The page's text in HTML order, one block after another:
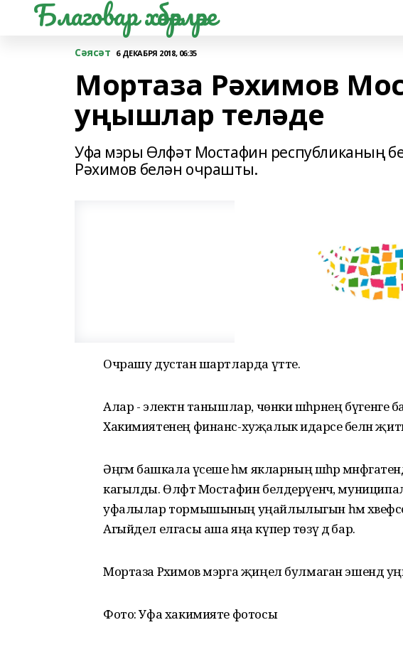
Благовар хәбәрләре
Сәясәт 6 ДЕКАБРЯ 2018, 06:35
Мортаза Рәхимов
уңышлар теләде
Уфа мэры Өлфәт Мостафин республиканың
Рәхимов белән очрашты.
Очрашу дустанә шартларда үтте.
Алар - электән танышлар, чөнки шәһәрнең бүгенге
Хакимиятенең финанс-хуҗалык идарәсе белән
Әңгәмә башкала үсеше һәм якларның шәһәр мәнфәгатендә
кагылды. Өлфәт Мостафин белдерүенчә,
уфалылар тормышының уңайлылыгын һәм
Агыйдел елгасы аша яңа күпер төзү дә бар.
Мортаза Рәхимов мэрга җиңел булмаган эшендә
Фото: Уфа хакимияте фотосы